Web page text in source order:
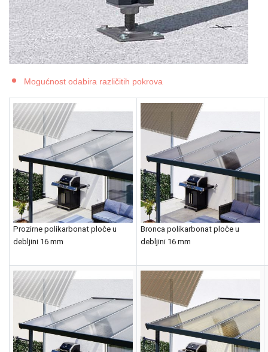
Mogućnost odabira različitih pokrova
Prozirne polikarbonat ploče u
debljini 16 mm
Bronca polikarbonat ploče u
debljini 16 mm